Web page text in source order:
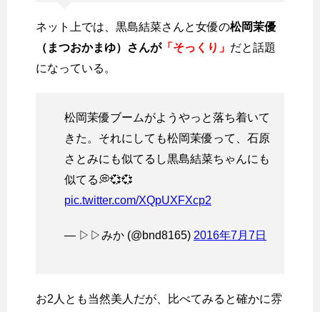
ネット上では、黒島結菜さんと女優の松岡茉優
（まつおかまゆ）さんが「そっくり」 だと話題
になっている。
松岡茉優ブームがようやっと落ち着いて
きた。それにしても松岡茉優って、石原
さとみにも似てるし黒島結菜ちゃんにも
似てる💭💞💞
pic.twitter.com/XQpUXFXcp2
— ▷▷みか (@bnd8165) 2016年7月7日
お2人とも当然美人だが、比べてみると確かに雰